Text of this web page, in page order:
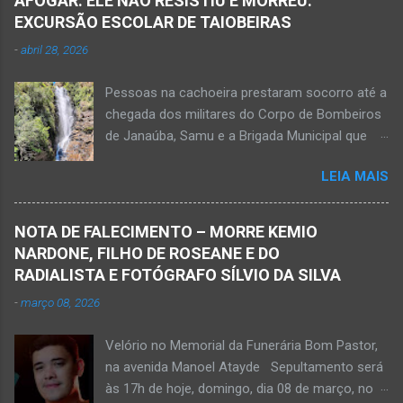
ferida e foi levada pelos socorristas do Samu
para o hospital na cidade de Monte Azul. Essa
do Suporte Aéreo Avançado de Vida (SAAV)
para unidade hospi...
EXCURSÃO ESCOLAR DE TAIOBEIRAS
-abril 28, 2026
Pessoas na cachoeira prestaram socorro até a
chegada dos militares do Corpo de Bombeiros
de Janaúba, Samu e a Brigada Municipal que
resistiu e foi a óbito Foto álbum pessoal Kauan
Pereira Alves publicou em sua rede social a
foto em que apreciava a Cachoeira Maria Rosa,
em Mato Verde, pouco tempo antes de se
afogar e depois vir a óbito nesta terça-feira, dia
socorrem estudante que se afogou em
cachoeira em Mato Verde nesta terça-feira, dia
28 de abril de 2026. Adolescente não resistiu e
LEIA MAIS
NOTA DE FALECIMENTO – MORRE KEMIO
NARDONE, FILHO DE ROSEANE E DO
RADIALISTA E FOTÓGRAFO SÍLVIO DA SILVA
-março 08, 2026
Velório no Memorial da Funerária Bom Pastor,
na avenida Manoel Atayde Sepultamento será
às 17h de hoje, domingo, dia 08 de março, no